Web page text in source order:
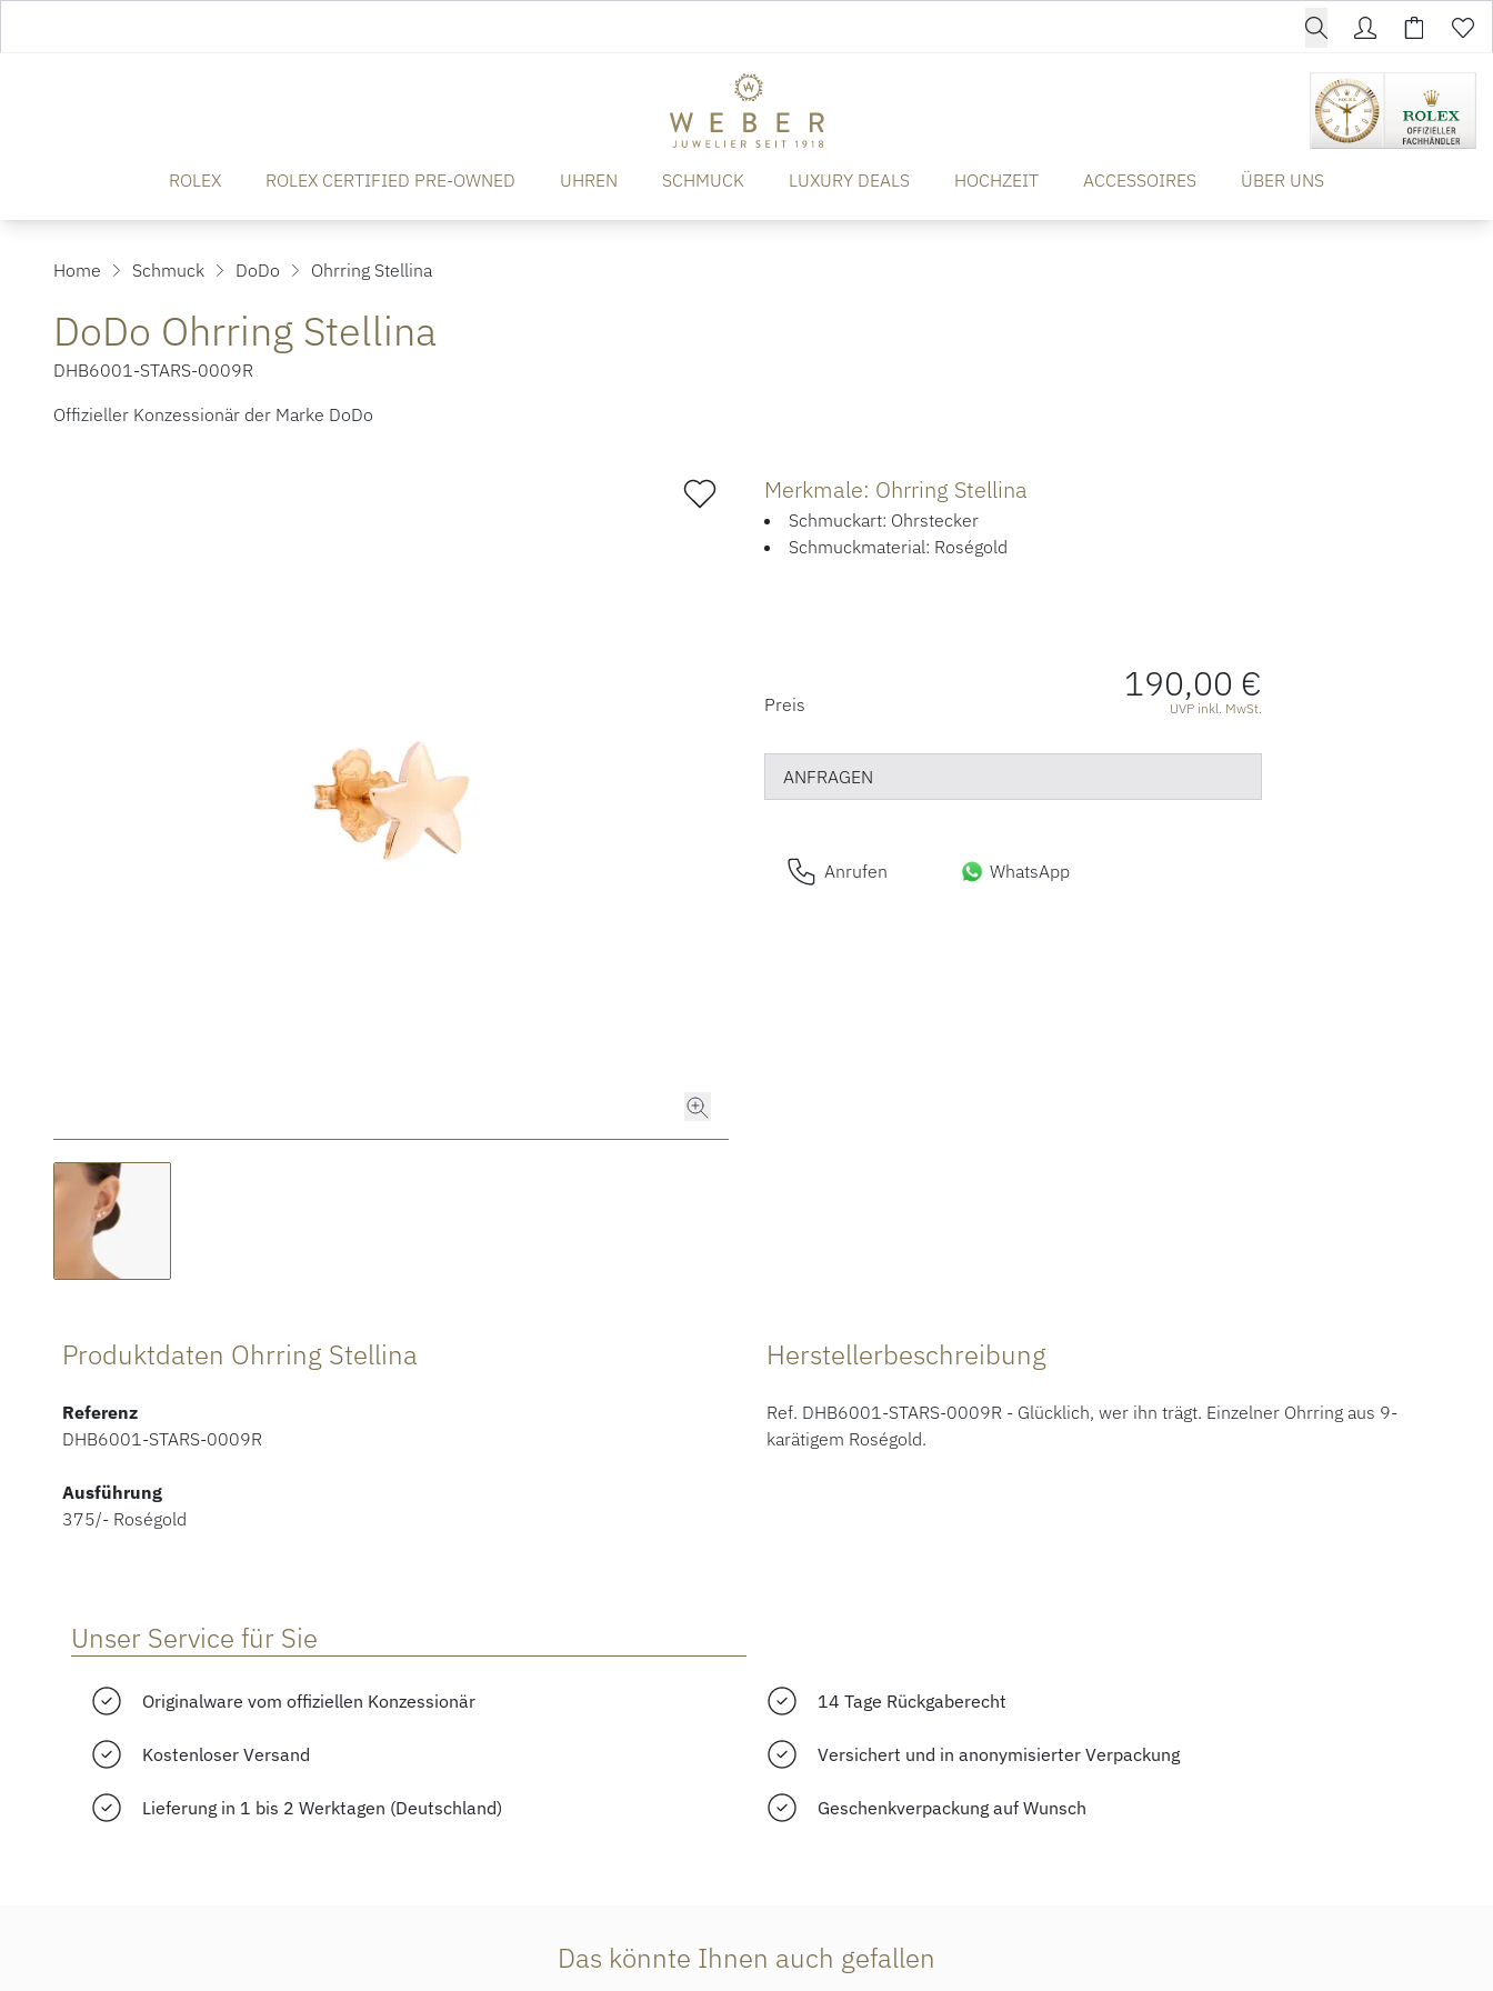
ROLEX ROLEX CERTIFIED PRE-OWNED UHREN SCHMUCK LUXURY DEALS HOCHZEIT ACCESSOIRES ÜBER UNS
Home Schmuck DoDo Ohrring Stellina
DoDo Ohrring Stellina
DHB6001-STARS-0009R
Offizieller Konzessionär der Marke DoDo
Merkmale: Ohrring Stellina
Schmuckart: Ohrstecker
Schmuckmaterial: Roségold
PREISINFORMATIONEN
Preis 190,00 €
UVP inkl. MwSt.
ANFRAGEN
Anrufen WhatsApp
Produktdaten Ohrring Stellina
Referenz
DHB6001-STARS-0009R
Ausführung
375/- Roségold
Herstellerbeschreibung
Ref. DHB6001-STARS-0009R - Glücklich, wer ihn trägt. Einzelner Ohrring aus 9-
karätigem Roségold.
Unser Service für Sie
Originalware vom offiziellen Konzessionär 14 Tage Rückgaberecht
Kostenloser Versand Versichert und in anonymisierter Verpackung
Lieferung in 1 bis 2 Werktagen (Deutschland) Geschenkverpackung auf Wunsch
Das könnte Ihnen auch gefallen